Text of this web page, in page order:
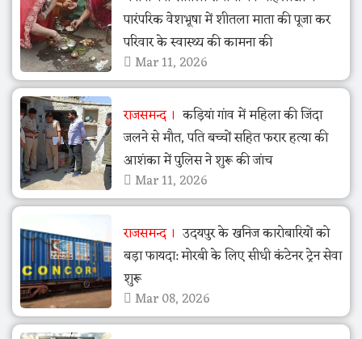
पारंपरिक वेशभूषा में शीतला माता की पूजा कर
परिवार के स्वास्थ्य की कामना की
Mar 11, 2026
राजसमन्द
कड़ियां गांव में महिला की जिंदा
जलने से मौत, पति बच्चों सहित फरार हत्या की
आशंका में पुलिस ने शुरू की जांच
Mar 11, 2026
राजसमन्द
उदयपुर के खनिज कारोबारियों को
बड़ा फायदा: मोरबी के लिए सीधी कंटेनर ट्रेन सेवा
शुरू
Mar 08, 2026